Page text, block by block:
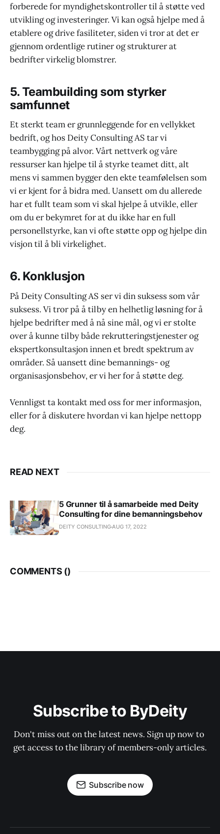
forberede for myndighetskontroller til å støtte ved
utvikling og investeringer. Vi kan også hjelpe med å
etablere og drive fasiliteter, siden vi tror at det er
gjennom ordentlige rutiner og strukturer at
bedrifter virkelig blomstrer.
5. Teambuilding som styrker
samfunnet
Et sterkt team er grunnleggende for en vellykket
bedrift, og hos Deity Consulting AS tar vi
teambygging på alvor. Vårt nettverk og våre
ressurser kan hjelpe til å styrke teamet ditt, alt
mens vi sammen bygger den ekte teamfølelsen som
vi er kjent for å bidra med. Uansett om du allerede
har et fullt team som vi skal hjelpe å utvikle, eller
om du er bekymret for at du ikke har en full
personellstyrke, kan vi ofte støtte opp og hjelpe din
visjon til å bli virkelighet.
6. Konklusjon
På Deity Consulting AS ser vi din suksess som vår
suksess. Vi tror på å tilby en helhetlig løsning for å
hjelpe bedrifter med å nå sine mål, og vi er stolte
over å kunne tilby både rekrutteringstjenester og
ekspertkonsultasjon innen et bredt spektrum av
områder. Så uansett dine bemannings- og
organisasjonsbehov, er vi her for å støtte deg.
Vennligst ta kontakt med oss for mer informasjon,
eller for å diskutere hvordan vi kan hjelpe nettopp
deg.
READ NEXT
5 Grunner til å samarbeide med Deity
Consulting for dine bemanningsbehov
DEITY CONSULTINGAUG 17, 2022
COMMENTS ()
Subscribe to ByDeity
Don't miss out on the latest news. Sign up now to
get access to the library of members-only articles.
Subscribe now